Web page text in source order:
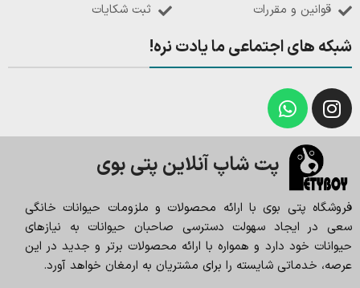
قوانین و مقررات
ثبت شکایات
شبکه های اجتماعی ما یادت نره!
پت شاپ آنلاین پتی بوی
فروشگاه پتی بوی با ارائه محصولات و ملزومات حیوانات خانگی
سعی در ایجاد سهولت دسترسی صاحبان حیوانات به نیازهای
حیوانات خود دارد و همواره با ارائه محصولات برتر و جدید در این
عرصه، خدماتی شایسته را برای مشتریان به ارمغان خواهد آورد.